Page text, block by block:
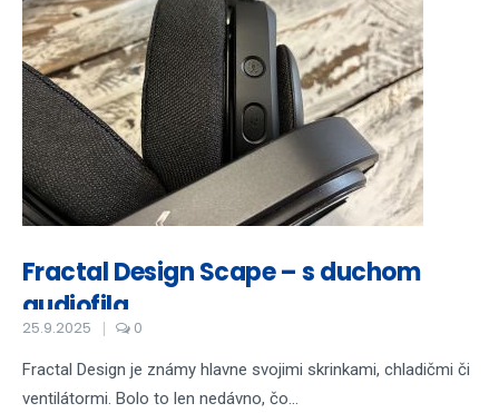
Fractal Design Scape – s duchom
audiofila...
25.9.2025 0
Fractal Design je známy hlavne svojimi skrinkami, chladičmi či
ventilátormi. Bolo to len nedávno, čo...